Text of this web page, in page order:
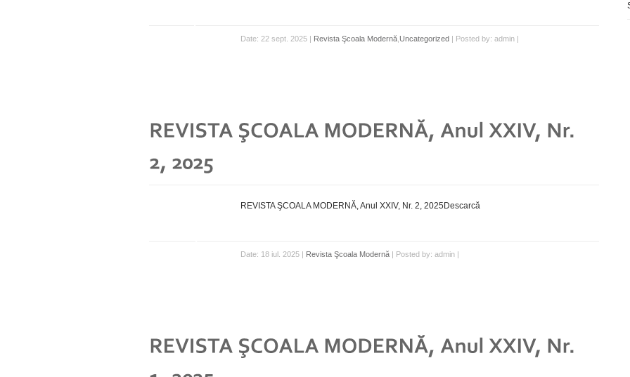
Date: 22 sept. 2025 | Revista Şcoala Modernă Uncategorized | Posted by: admin |
REVISTA ŞCOALA MODERNĂ, Anul XXIV, Nr. 2, 2025Descarcă
Date: 18 iul. 2025 | Revista Şcoala Modernă | Posted by: admin |